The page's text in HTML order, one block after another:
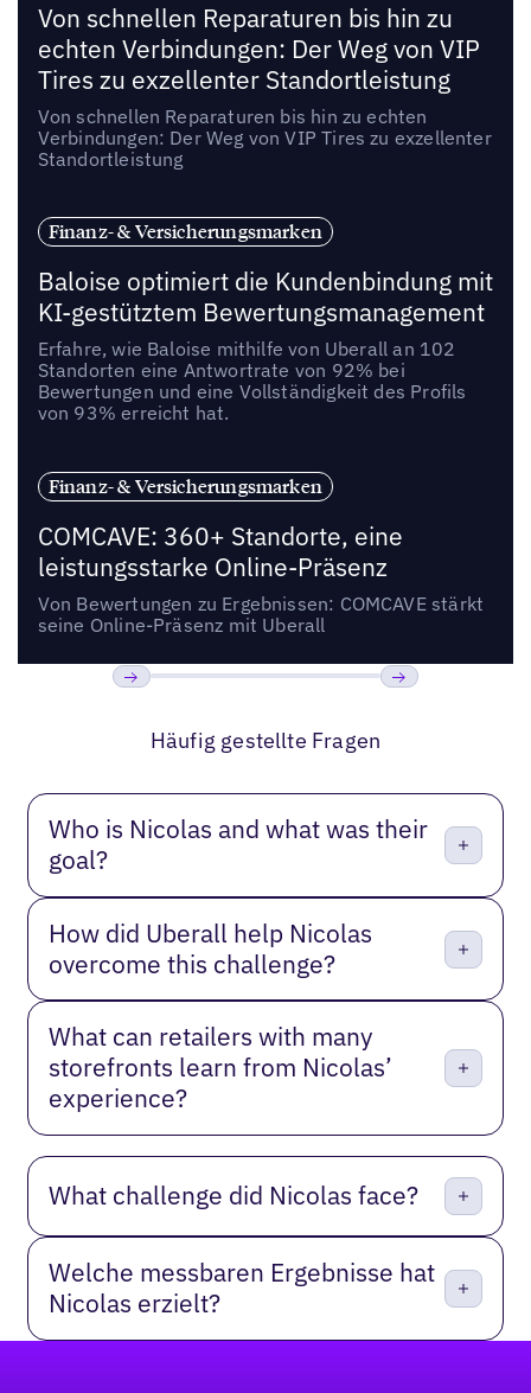
Von schnellen Reparaturen bis hin zu
echten Verbindungen: Der Weg von VIP
Tires zu exzellenter Standortleistung
Von schnellen Reparaturen bis hin zu echten
Verbindungen: Der Weg von VIP Tires zu exzellenter
Standortleistung
Finanz- & Versicherungsmarken
Baloise optimiert die Kundenbindung mit
KI-gestütztem Bewertungsmanagement
Erfahre, wie Baloise mithilfe von Uberall an 102
Standorten eine Antwortrate von 92% bei
Bewertungen und eine Vollständigkeit des Profils
von 93% erreicht hat.
Finanz- & Versicherungsmarken
COMCAVE: 360+ Standorte, eine
leistungsstarke Online-Präsenz
Von Bewertungen zu Ergebnissen: COMCAVE stärkt
seine Online-Präsenz mit Uberall
Häufig gestellte Fragen
Who is Nicolas and what was their
goal?
How did Uberall help Nicolas
overcome this challenge?
What can retailers with many
storefronts learn from Nicolas’
experience?
What challenge did Nicolas face?
Welche messbaren Ergebnisse hat
Nicolas erzielt?